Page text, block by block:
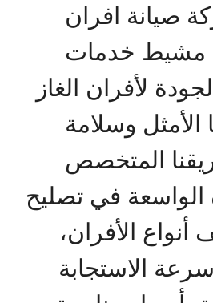
صيانة افران
مشيط خدمات
لأفران الغاز
الأمثل وسلامة
المتخصص
الواسعة في تصليح
الأفران،
الاستجابة